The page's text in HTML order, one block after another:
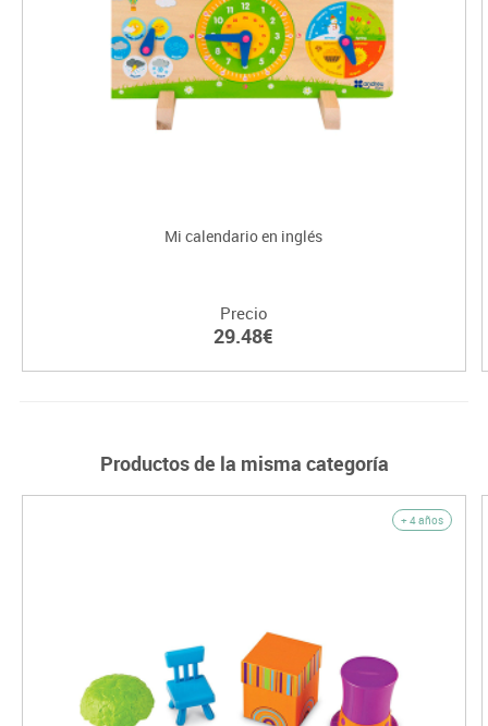
Mi calendario en inglés
Precio
29.48€
Productos de la misma categoría
+ 4 años